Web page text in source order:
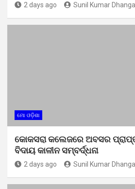
2 days ago Sunil Kumar
ମୋ ଓଡ଼ିଶା
କୋକସରା କଲେଜରେ ଅବସର
ବିଦାୟ କାଳୀନ ସମ୍ବର୍ଦ୍ଧନା
2 days ago Sunil Kumar